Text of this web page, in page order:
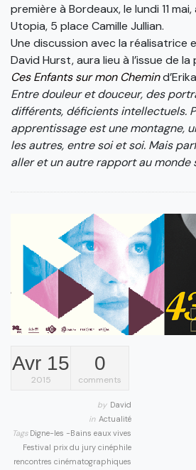
première à Bordeaux, le lundi 11 mai,
Utopia, 5 place Camille Jullian.
Une discussion avec la réalisatrice
David Hurst, aura lieu à l’issue de
Ces Enfants sur mon Chemin
Entre douleur et douceur, des
différents, déficients intellectuels.
apprentissage est une montagne,
les autres, entre soi et soi. Mais
aller et un autre rapport au monde
Avr 15
2015
0
comments
by David
in Actualité
Tags Digne-les -Bains eaux vives
Festival prix du jury cinéphile
rencontres cinématographiques